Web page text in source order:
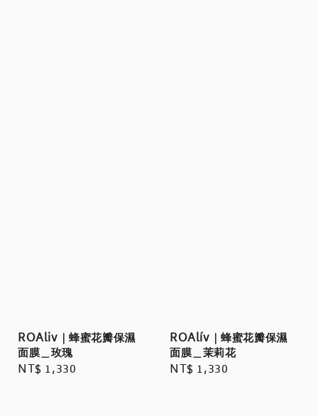
ROAliv｜蜂蜜花瓣保濕
面膜＿玫瑰
Regular
NT$ 1,330
ROAlív｜蜂蜜花瓣保濕
面膜＿茉莉花
Regular
NT$ 1,330